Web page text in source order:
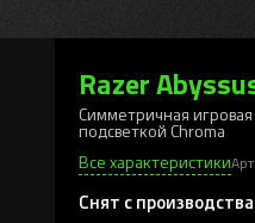
Razer
Симметричная
подсветкой Chroma
Все характеристики
Снят с производства